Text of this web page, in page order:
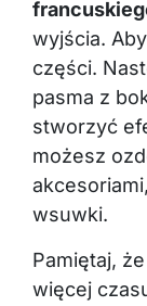
wyjścia.
części.
pasma z
stworzyć
możesz
wsuwki.
Pamiętaj, że
więcej